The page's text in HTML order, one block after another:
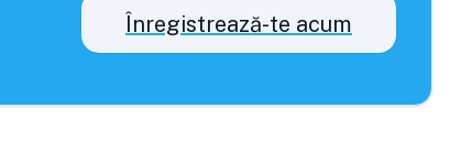
Înregistrează-te acum